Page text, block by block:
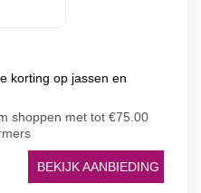
korting op jassen en
shoppen met tot €75.00
BEKIJK AANBIEDING